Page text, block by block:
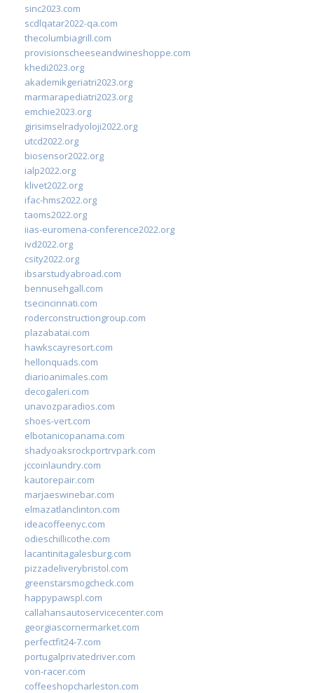
sinc2023.com
scdlqatar2022-qa.com
thecolumbiagrill.com
provisionscheeseandwineshoppe.com
khedi2023.org
akademikgeriatri2023.org
marmarapediatri2023.org
emchie2023.org
girisimselradyoloji2022.org
utcd2022.org
biosensor2022.org
ialp2022.org
klivet2022.org
ifac-hms2022.org
taoms2022.org
iias-euromena-conference2022.org
ivd2022.org
csity2022.org
ibsarstudyabroad.com
bennusehgall.com
tsecincinnati.com
roderconstructiongroup.com
plazabatai.com
hawkscayresort.com
hellonquads.com
diarioanimales.com
decogaleri.com
unavozparadios.com
shoes-vert.com
elbotanicopanama.com
shadyoaksrockportrvpark.com
jccoinlaundry.com
kautorepair.com
marjaeswinebar.com
elmazatlanclinton.com
ideacoffeenyc.com
odieschillicothe.com
lacantinitagalesburg.com
pizzadeliverybristol.com
greenstarsmogcheck.com
happypawspl.com
callahansautoservicecenter.com
georgiascornermarket.com
perfectfit24-7.com
portugalprivatedriver.com
von-racer.com
coffeeshopcharleston.com